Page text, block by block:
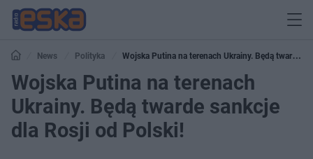
News Polityka
Wojska Putina na terenach Ukrainy. Będą twarde
sankcje dla Rosji od Polski!
Wojska Putina na terenach
Ukrainy. Będą twarde sankcje
dla Rosji od Polski!